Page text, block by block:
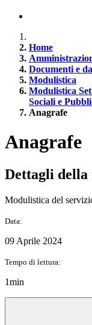
Home
Documenti e
Modulistica
Modulistica
Sociali e
Anagrafe
Anagrafe
Dettagli della
Modulistica del
Data:
09 Aprile 2024
Tempo di lettura:
1min